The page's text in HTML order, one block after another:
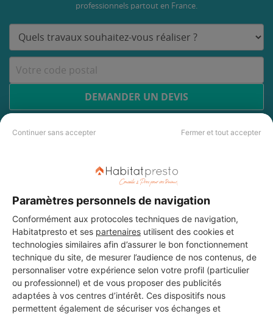
Continuer sans accepter Fermer et tout accepter
Paramètres personnels de navigation
Conformément aux protocoles techniques de navigation,
Habitatpresto et ses partenaires utilisent des cookies et
technologies similaires afin d’assurer le bon fonctionnement
technique du site, de mesurer l’audience de nos contenus, de
personnaliser votre expérience selon votre profil (particulier
ou professionnel) et de vous proposer des publicités
adaptées à vos centres d’intérêt. Ces dispositifs nous
permettent également de sécuriser vos échanges et
professionnels partout en France.
DEMANDER UN DEVIS
Les 5 autres Menuisiers pour
vos travaux à Launaguet
GBR MENUISERIES
Launaguet
Vérifié